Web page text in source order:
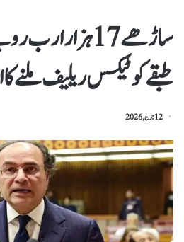
ساڑھے17ہزار
طبقے کو ٹیکس ریلیف ملنے
12 جون, 2026